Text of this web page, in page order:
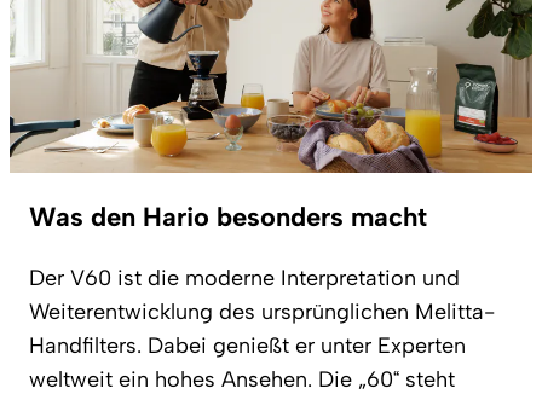
Was den Hario besonders macht
Der V60 ist die moderne Interpretation und
Weiterentwicklung des ursprünglichen Melitta-
Handfilters. Dabei genießt er unter Experten
weltweit ein hohes Ansehen. Die „60“ steht